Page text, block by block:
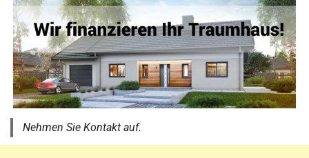
Nehmen Sie Kontakt auf.